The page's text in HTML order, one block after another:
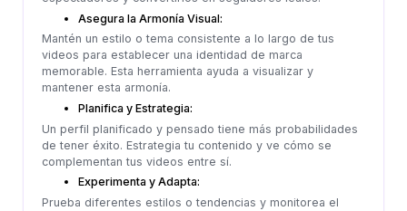
Asegura la Armonía Visual:
Mantén un estilo o tema consistente a lo largo de tus
videos para establecer una identidad de marca
memorable. Esta herramienta ayuda a visualizar y
mantener esta armonía.
Planifica y Estrategia:
Un perfil planificado y pensado tiene más probabilidades
de tener éxito. Estrategia tu contenido y ve cómo se
complementan tus videos entre sí.
Experimenta y Adapta:
Prueba diferentes estilos o tendencias y monitorea el